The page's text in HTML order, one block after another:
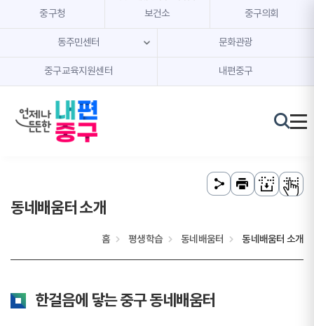
본문 내용 바로가기
주메뉴 바로가기
중구청 보건소 중구의회
동주민센터 문화관광
중구교육지원센터 내편중구
동네배움터 소개
홈 평생학습 동네배움터 동네배움터 소개
한걸음에 닿는 중구 동네배움터